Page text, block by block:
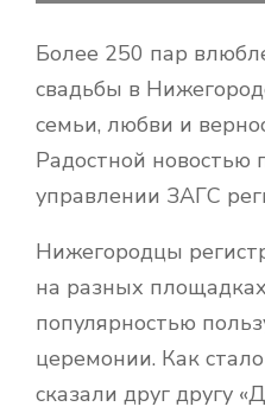
Более 250 пар
свадьбы в
семьи, любви и
Радостной новостью
управлении ЗАГС
Нижегородцы
на разных
популярностью
церемонии. Как
сказали друг другу